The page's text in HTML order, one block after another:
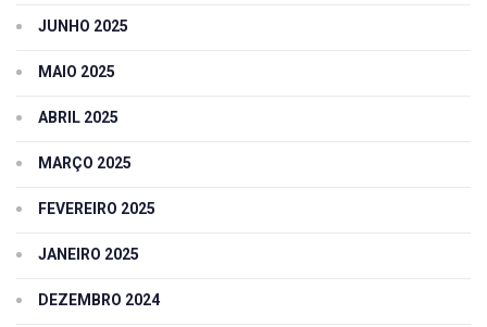
JUNHO 2025
MAIO 2025
ABRIL 2025
MARÇO 2025
FEVEREIRO 2025
JANEIRO 2025
DEZEMBRO 2024